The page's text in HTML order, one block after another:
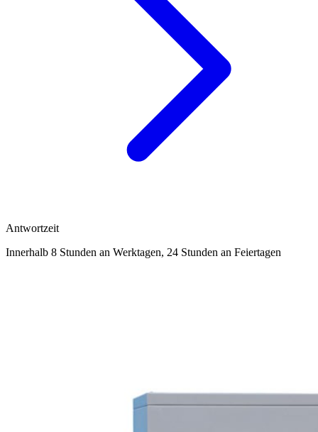
Antwortzeit
Innerhalb 8 Stunden an Werktagen, 24 Stunden an Feiertagen